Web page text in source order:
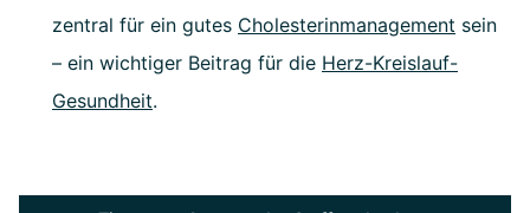
zentral für ein gutes Cholesterinmanagement sein
– ein wichtiger Beitrag für die Herz-Kreislauf-
Gesundheit.